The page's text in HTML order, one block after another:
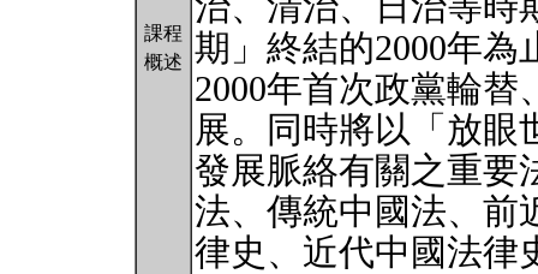
課程
概述
期」終結的2000年
2000年首次政黨輪替
展。同時將以「放眼
發展脈絡有關之重要
法、傳統中國法、前
律史、近代中國法律